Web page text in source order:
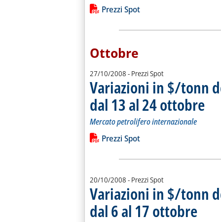
Leggi tutta la notizia: 'Variazioni in
Lista allegati PDF alla notizia
Prezzi Spot
Ottobre
27/10/2008 - Prezzi Spot
Variazioni in $/tonn
dal 13 al 24 ottobre ..
Mercato petrolifero internazionale
Leggi tutta la notizia: 'Variazioni in
Lista allegati PDF alla notizia
Prezzi Spot
20/10/2008 - Prezzi Spot
Variazioni in $/tonn
dal 6 al 17 ottobre ..